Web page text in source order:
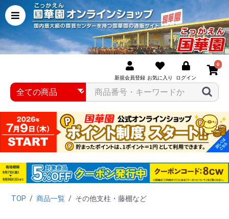
新規会員登録 お気に入り ログイン
0
TOP / 商品一覧 / その他支柱・藤棚など